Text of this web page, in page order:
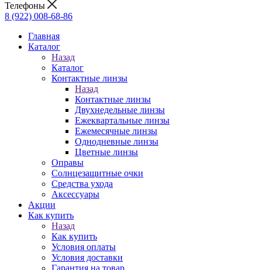
Телефоны
8 (922) 008-68-86
Главная
Каталог
Назад
Каталог
Контактные линзы
Назад
Контактные линзы
Двухнедельные линзы
Ежеквартальные линзы
Ежемесячные линзы
Однодневные линзы
Цветные линзы
Оправы
Солнцезащитные очки
Средства ухода
Аксессуары
Акции
Как купить
Назад
Как купить
Условия оплаты
Условия доставки
Гарантия на товар